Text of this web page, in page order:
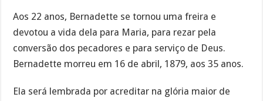
Aos 22 anos, Bernadette se tornou uma freira e
devotou a vida dela para Maria, para rezar pela
conversão dos pecadores e para serviço de Deus.
Bernadette morreu em 16 de abril, 1879, aos 35 anos.
Ela será lembrada por acreditar na glória maior de